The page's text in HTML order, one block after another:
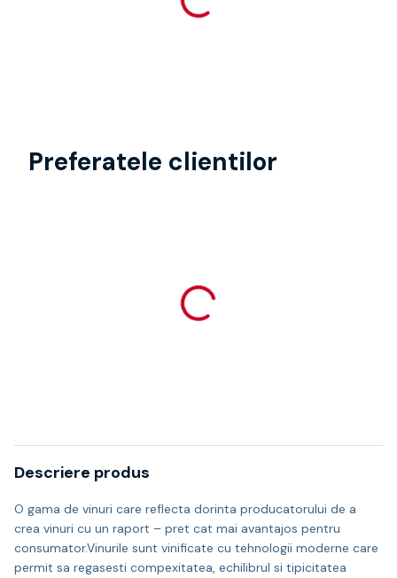
Preferatele clientilor
Descriere produs
O gama de vinuri care reflecta dorinta producatorului de a
crea vinuri cu un raport – pret cat mai avantajos pentru
consumator.Vinurile sunt vinificate cu tehnologii moderne care
permit sa regasesti compexitatea, echilibrul si tipicitatea